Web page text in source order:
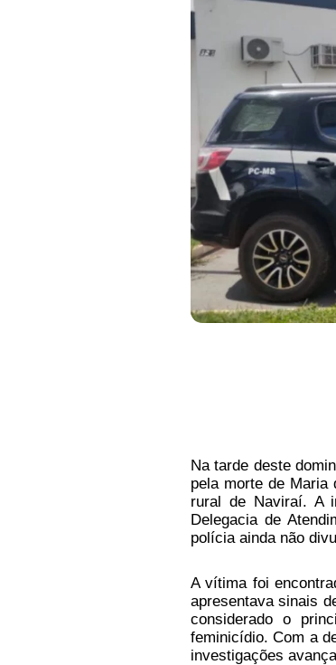
Na tarde deste
pela morte de Maria
rural de Naviraí. A
Delegacia de
polícia ainda não
A vítima foi
apresentava sinais
considerado o
feminicídio. Com a
investigações